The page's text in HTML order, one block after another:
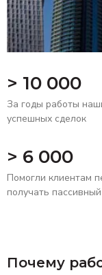
> 10 000
За годы работы
успешных сделок
> 6 000
Помогли клиентам
получать
Почему